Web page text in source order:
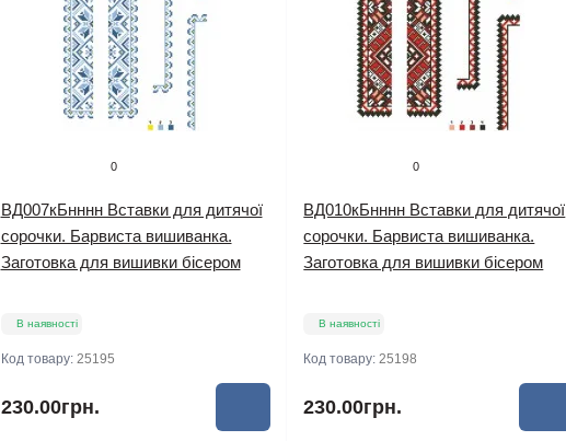
0
ВД007кБнннн Вставки для дитячої
сорочки. Барвиста вишиванка.
Заготовка для вишивки бісером
В наявності
Код товару: 25195
230.00грн.
0
ВД010кБнннн Вставки для дитячої
сорочки. Барвиста вишиванка.
Заготовка для вишивки бісером
В наявності
Код товару:25198
230.00грн.